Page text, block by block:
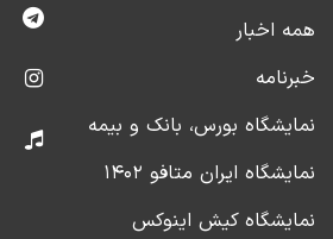
همه اخبار
خبرنامه
نمایشگاه بورس، بانک و بیمه
نمایشگاه ایران متافو ۱۴۰۲
نمایشگاه کیش اینوکس